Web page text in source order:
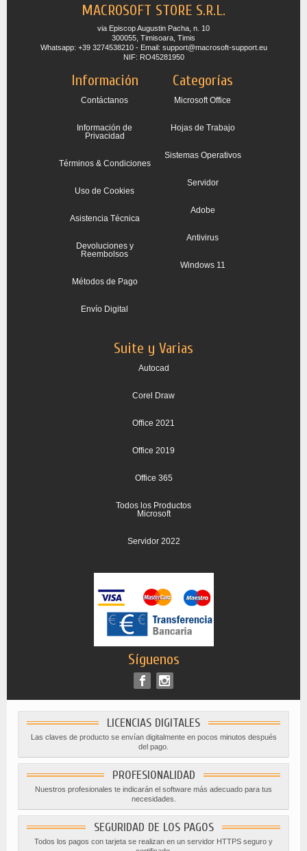
MACROSOFT STORE S.R.L.
via Episcop Augustin Pacha, n. 10
300055, Timisoara, Timis
Whatsapp: +39 3274538210 - Email: support@macrosoft-support.eu
NIF: RO45281950
Información
Contáctanos
Información de
Privacidad
Términos & Condiciones
Uso de Cookies
Asistencia Técnica
Devoluciones y
Reembolsos
Métodos de Pago
Envío Digital
Categorías
Microsoft Office
Hojas de Trabajo
Sistemas Operativos
Servidor
Adobe
Antivirus
Windows 11
Suite y Varias
Autocad
Corel Draw
Office 2021
Office 2019
Office 365
Todos los Productos
Microsoft
Servidor 2022
Síguenos
LICENCIAS DIGITALES
Las claves de producto se envían digitalmente en pocos minutos después
del pago.
PROFESIONALIDAD
Nuestros profesionales te indicarán el software más adecuado para tus
necesidades.
SEGURIDAD DE LOS PAGOS
Todos los pagos con tarjeta se realizan en un servidor HTTPS seguro y